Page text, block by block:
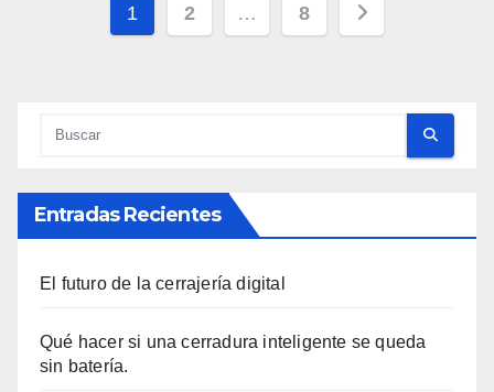
Paginación
1 2 … 8
Entradas Recientes
El futuro de la cerrajería digital
Qué hacer si una cerradura inteligente se queda
sin batería.